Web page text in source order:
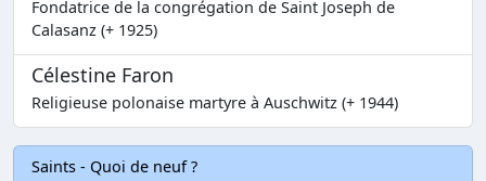
Fondatrice de la congrégation de Saint Joseph de
Calasanz (+ 1925)
Célestine Faron
Religieuse polonaise martyre à Auschwitz (+ 1944)
Saints - Quoi de neuf ?